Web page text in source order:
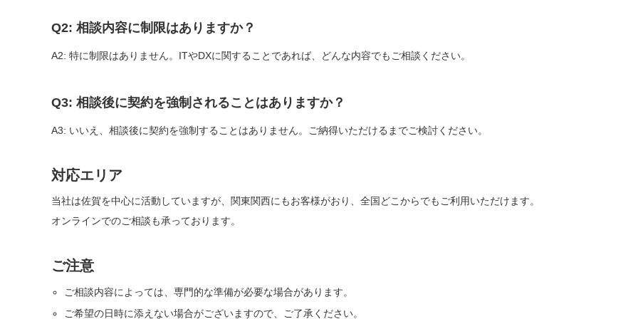
Q2: 相談内容に制限はありますか？
A2: 特に制限はありません。ITやDXに関することであれば、どんな内容でもご相談ください。
Q3: 相談後に契約を強制されることはありますか？
A3: いいえ、相談後に契約を強制することはありません。ご納得いただけるまでご検討ください。
対応エリア
当社は佐賀を中心に活動していますが、関東関西にもお客様がおり、全国どこからでもご利用いただけます。
オンラインでのご相談も承っております。
ご注意
ご相談内容によっては、専門的な準備が必要な場合があります。
ご希望の日時に添えない場合がございますので、ご了承ください。